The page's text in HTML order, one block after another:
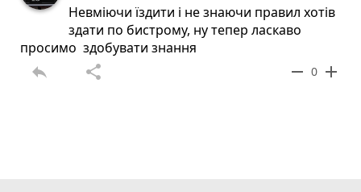
Невміючи їздити і не знаючи правил хотів
здати по бистрому, ну тепер ласкаво
просимо здобувати знання
reply share remove 0 add